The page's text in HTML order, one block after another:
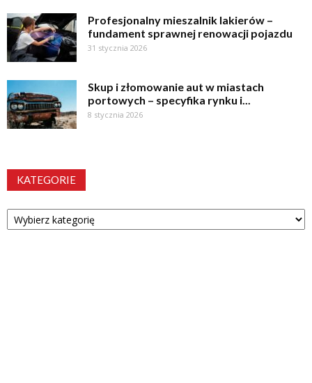
Profesjonalny mieszalnik lakierów –
fundament sprawnej renowacji pojazdu
31 stycznia 2026
Skup i złomowanie aut w miastach
portowych – specyfika rynku i...
8 stycznia 2026
KATEGORIE
Kategorie